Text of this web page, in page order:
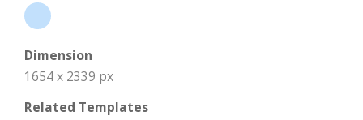
Dimension
1654 x 2339 px
Related Templates